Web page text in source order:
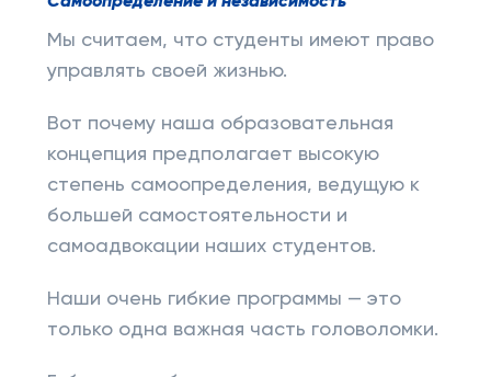
Мы считаем, что студенты имеют право
управлять своей жизнью.
Вот почему наша образовательная
концепция предполагает высокую
степень самоопределения, ведущую к
большей самостоятельности и
самоадвокации наших студентов.
Наши очень гибкие программы — это
только одна важная часть головоломки.